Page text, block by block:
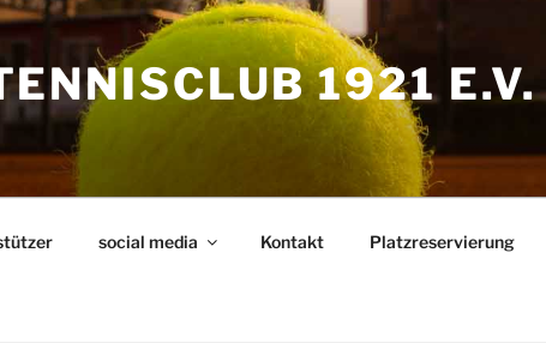
1921 E.V.
social media Kontakt Platzreservierung